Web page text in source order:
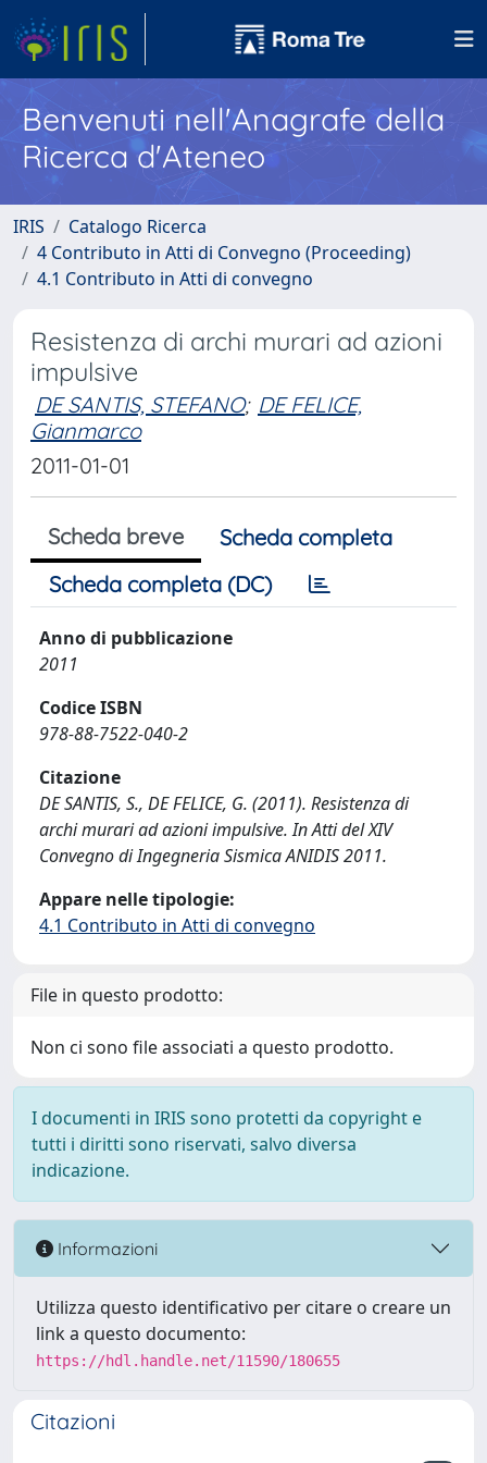
Benvenuti nell'Anagrafe della
Ricerca d'Ateneo
IRIS
Catalogo Ricerca
4 Contributo in Atti di Convegno (Proceeding)
4.1 Contributo in Atti di convegno
Resistenza di archi murari ad azioni
impulsive
DE SANTIS, STEFANO; DE FELICE,
Gianmarco
2011-01-01
Scheda breve
Scheda completa
Scheda completa (DC)
Anno di pubblicazione
2011
Codice ISBN
978-88-7522-040-2
Citazione
DE SANTIS, S., DE FELICE, G. (2011). Resistenza di
archi murari ad azioni impulsive. In Atti del XIV
Convegno di Ingegneria Sismica ANIDIS 2011.
Appare nelle tipologie:
4.1 Contributo in Atti di convegno
File in questo prodotto:
Non ci sono file associati a questo prodotto.
I documenti in IRIS sono protetti da copyright e
tutti i diritti sono riservati, salvo diversa
indicazione.
Informazioni
Utilizza questo identificativo per citare o creare un
link a questo documento:
https://hdl.handle.net/11590/180655
Citazioni